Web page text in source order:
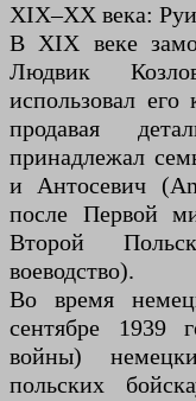
XIX–XX века:
В XIX веке
Людвик
использовал его
продавая
принадлежал
и Антосевич
после Первой
Второй
воеводство).
Во время
сентябре 1939
войны)
польских